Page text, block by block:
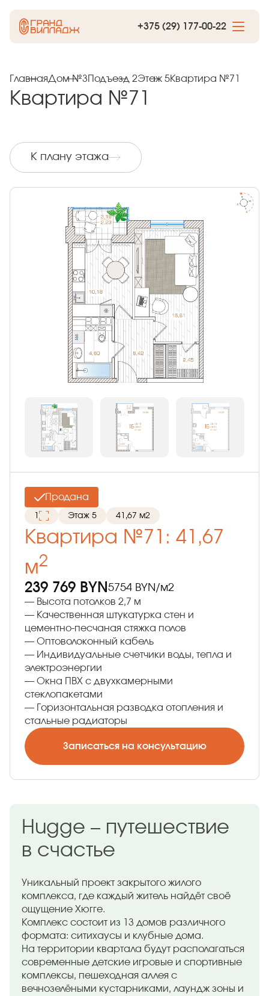
+375 (29) 177-00-22
ГлавнаяДом №3 Подъезд 2Этаж 5Квартира №71
Квартира №71
К плану этажа
Этаж 5 41,67 м2
Продана
Квартира №71: 41,67
м2
239 769 BYN 5754 BYN/м2
— Высота потолков 2,7 м
— Качественная штукатурка стен и
цементно-песчаная стяжка полов
— Оптоволоконный кабель
— Индивидуальные счетчики воды, тепла и
электроэнергии
— Окна ПВХ с двухкамерными
стеклопакетами
— Горизонтальная разводка отопления и
стальные радиаторы
Записаться на консультацию
Hugge – путешествие
в счастье
Уникальный проект закрытого жилого
комплекса, где каждый житель найдёт своё
ощущение Хюгге.
Комплекс состоит из 13 домов различного
формата: ситихаусы и клубные дома.
На территории квартала будут располагаться
современные детские игровые и спортивные
комплексы, пешеходная аллея с
вечнозелёными кустарниками, лаундж зоны и